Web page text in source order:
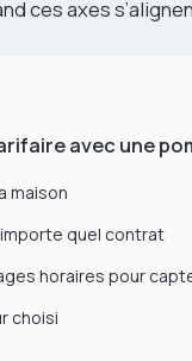
ces axes
avec une
maison
quel contrat
horaires pour
choisi